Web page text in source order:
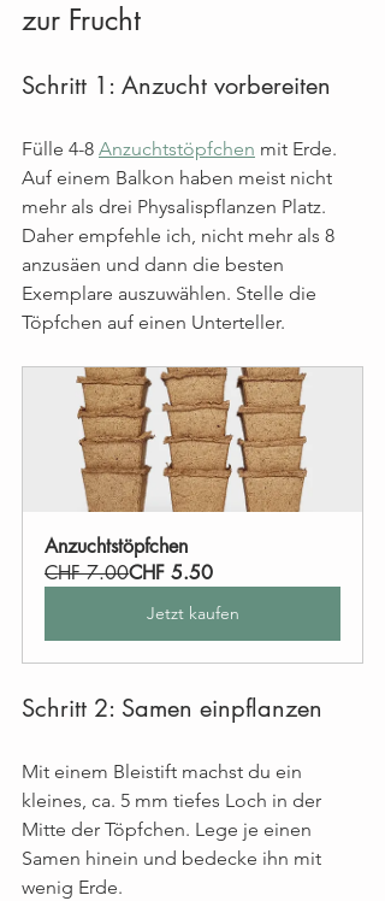
zur Frucht
Schritt 1: Anzucht vorbereiten
Fülle 4-8 Anzuchtstöpfchen mit Erde.
Auf einem Balkon haben meist nicht
mehr als drei Physalispflanzen Platz.
Daher empfehle ich, nicht mehr als 8
anzusäen und dann die besten
Exemplare auszuwählen. Stelle die
Töpfchen auf einen Unterteller.
Anzuchtstöpfchen
CHF 7.00CHF 5.50
Jetzt kaufen
Schritt 2: Samen einpflanzen
Mit einem Bleistift machst du ein
kleines, ca. 5 mm tiefes Loch in der
Mitte der Töpfchen. Lege je einen
Samen hinein und bedecke ihn mit
wenig Erde.